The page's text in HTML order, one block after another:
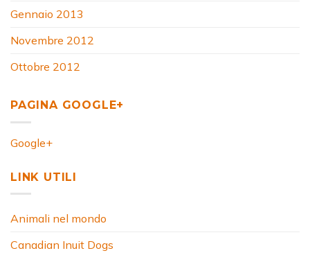
Gennaio 2013
Novembre 2012
Ottobre 2012
PAGINA GOOGLE+
Google+
LINK UTILI
Animali nel mondo
Canadian Inuit Dogs